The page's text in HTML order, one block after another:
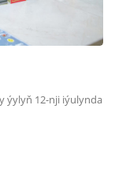
ýylyň 12-nji iýulynda